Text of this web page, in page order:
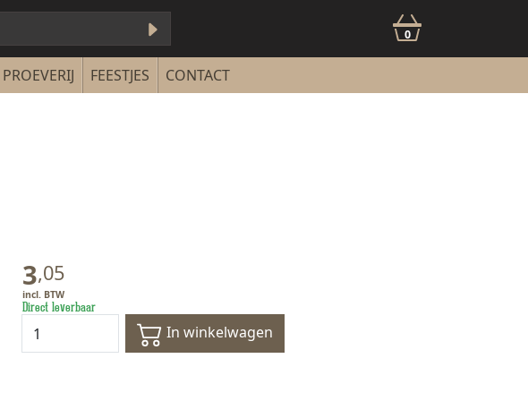
0
PROEVERIJ FEESTJES CONTACT
3,05
Direct leverbaar
In winkelwagen